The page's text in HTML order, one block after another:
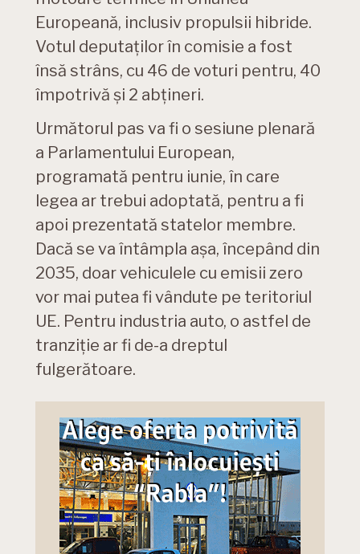
Europeană, inclusiv propulsii hibride.
Votul deputaților în comisie a fost
însă strâns, cu 46 de voturi pentru, 40
împotrivă și 2 abțineri.
Următorul pas va fi o sesiune plenară
a Parlamentului European,
programată pentru iunie, în care
legea ar trebui adoptată, pentru a fi
apoi prezentată statelor membre.
Dacă se va întâmpla așa, începând din
2035, doar vehiculele cu emisii zero
vor mai putea fi vândute pe teritoriul
UE. Pentru industria auto, o astfel de
tranziție ar fi de-a dreptul
fulgerătoare.